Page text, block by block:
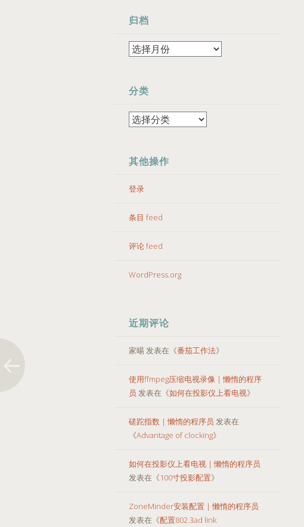
归档
分类
其他操作
登录
条目 feed
评论 feed
WordPress.org
近期评论
家暘发表在《番茄工作法》
使用ffmpeg压缩电视录像 | 懒惰的程序
员 发表在《如何在投影仪上看电视》
磋跎指数 | 懒惰的程序员 发表在
《Advantage of clocking》
如何在投影仪上看电视 | 懒惰的程序员
发表在《100寸投影配置》
ZoneMinder安装配置 | 懒惰的程序员
发表在《配置802.3ad link